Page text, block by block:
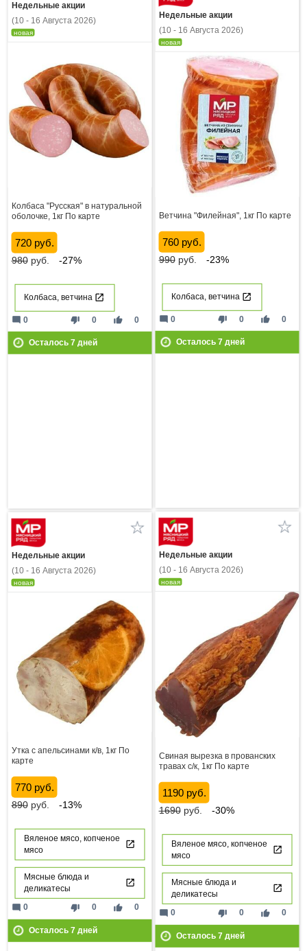
Недельные акции
(10 - 16 Августа 2026)
новая
Колбаса "Русская" в натуральной
оболочке, 1кг По карте
720 руб.
980руб. -27%
Колбаса, ветчина
thumb_down 0 thumb_up 0
mode_comment 0
Осталось 7дней
Недельные акции
(10 - 16 Августа 2026)
новая
Ветчина "Филейная", 1кг По карте
760 руб.
990руб. -23%
Колбаса, ветчина
thumb_down 0 thumb_up 0
mode_comment 0
Осталось 7дней
Недельные акции
(10 - 16 Августа 2026)
новая
Свиная вырезка в прованских
травах с/к, 1кг По карте
1190 руб.
1690руб. -30%
Вяленое мясо, копченое
мясо
Мясные блюда и
деликатесы
thumb_down 0 thumb_up 0
mode_comment 0
Осталось 7дней
Недельные акции
(10 - 16 Августа 2026)
новая
Утка с апельсинами к/в, 1кг По
карте
770 руб.
890руб. -13%
Вяленое мясо, копченое
мясо
Мясные блюда и
деликатесы
thumb_down 0 thumb_up 0
mode_comment 0
Осталось 7дней